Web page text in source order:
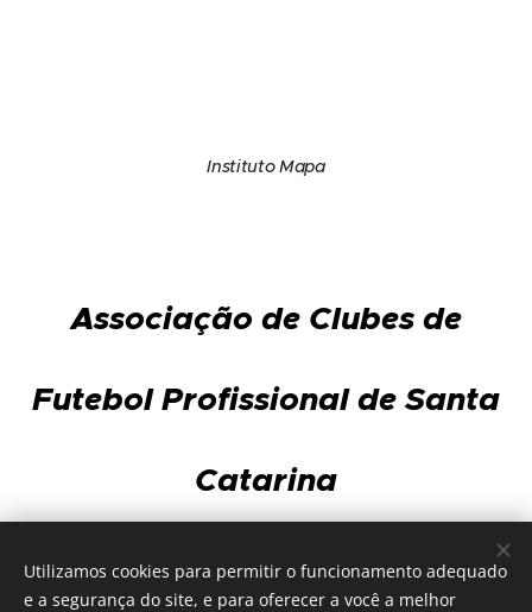
Instituto Mapa
Associação de Clubes de
Futebol Profissional de Santa
Catarina
Av. Gov. Ivo Silveira, 3.568 - sala 101 - Capoeiras
88085-002 - Florianópolis
Utilizamos cookies para permitir o funcionamento adequado
e a segurança do site, e para oferecer a você a melhor